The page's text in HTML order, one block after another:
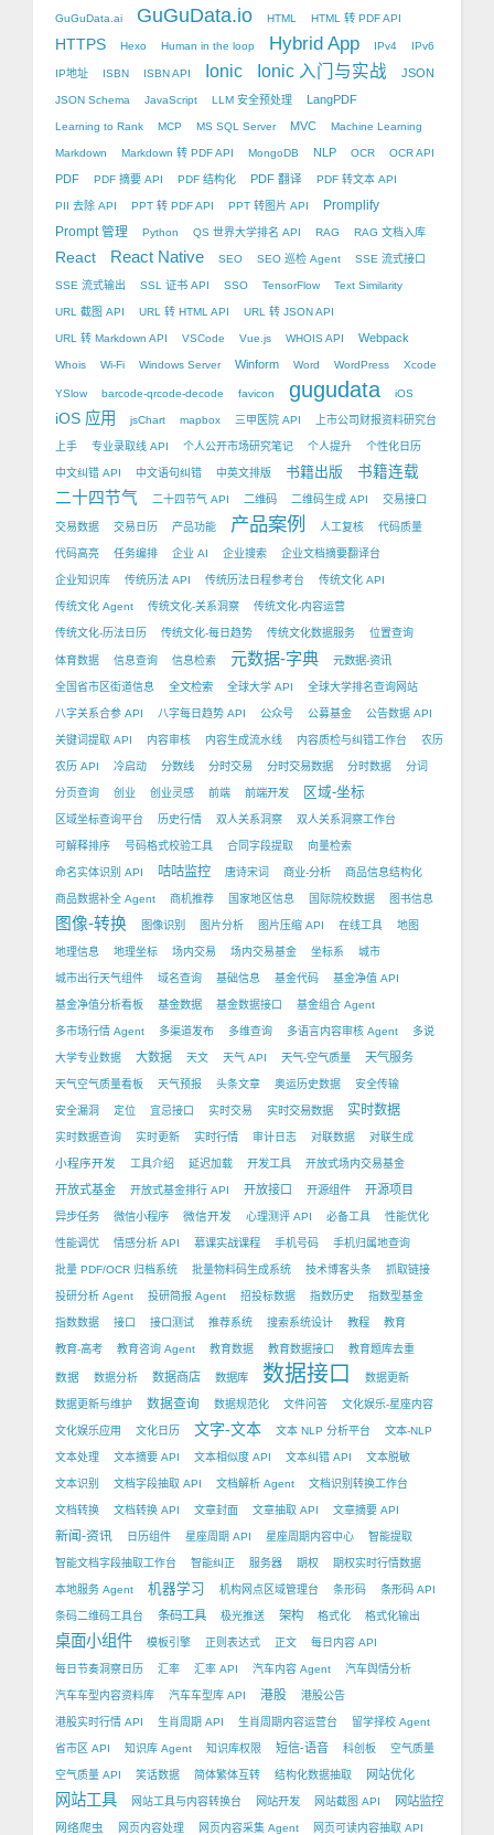
GuGuData.ai GuGuData.io HTML HTML 转 PDF API
HTTPS Hexo Human in the loop Hybrid App IPv4 IPv6
IP地址 ISBN ISBN API Ionic Ionic 入门与实战 JSON
JSON Schema JavaScript LLM 安全预处理 LangPDF
Learning to Rank MCP MS SQL Server MVC Machine Learning
Markdown Markdown 转 PDF API MongoDB NLP OCR OCR API
PDF PDF 摘要 API PDF 结构化 PDF 翻译 PDF 转文本 API
PII 去除 API PPT 转 PDF API PPT 转图片 API
Promplify
Prompt 管理
Python QS 世界大学排名 API RAG RAG 文档入库
React React Native SEO SEO 巡检 Agent SSE 流式接口
SSE 流式输出 SSL 证书 API SSO TensorFlow Text Similarity
URL 截图 API URL 转 HTML API URL 转 JSON API
URL 转 Markdown API VSCode Vue.js WHOIS API Webpack
Whois Wi-Fi Windows Server Winform Word WordPress Xcode
YSlow barcode-qrcode-decode favicon gugudata iOS
iOS 应用 jsChart mapbox 三甲医院 API 上市公司财报资料研究台
上手 专业录取线 API 个人公开市场研究笔记 个人提升 个性化日历
中文纠错 API 中文语句纠错 中英文排版 书籍出版 书籍连载
二十四节气 二十四节气 API 二维码 二维码生成 API 交易接口
交易数据 交易日历 产品功能 产品案例 人工复核 代码质量
代码高亮 任务编排 企业 AI 企业搜索 企业文档摘要翻译台
企业知识库 传统历法 API 传统历法日程参考台 传统文化 API
传统文化 Agent 传统文化-关系洞察 传统文化-内容运营
传统文化-历法日历 传统文化-每日趋势 传统文化数据服务 位置查询
体育数据 信息查询 信息检索 元数据-字典 元数据-资讯
全国省市区街道信息 全文检索 全球大学 API 全球大学排名查询网站
八字关系合参 API 八字每日趋势 API 公众号 公募基金 公告数据 API
关键词提取 API 内容审核 内容生成流水线 内容质检与纠错工作台 农历
农历 API 冷启动 分数线 分时交易 分时交易数据 分时数据 分词
分页查询 创业 创业灵感 前端 前端开发 区域-坐标
区域坐标查询平台 历史行情 双人关系洞察 双人关系洞察工作台
可解释排序 号码格式校验工具 合同字段提取 向量检索
命名实体识别 API 咕咕监控 唐诗宋词 商业-分析 商品信息结构化
商品数据补全 Agent 商机推荐 国家地区信息 国际院校数据 图书信息
图像-转换 图像识别 图片分析 图片压缩 API 在线工具 地图
地理信息 地理坐标 场内交易 场内交易基金 坐标系 城市
城市出行天气组件 域名查询 基础信息 基金代码 基金净值 API
基金净值分析看板 基金数据 基金数据接口 基金组合 Agent
多市场行情 Agent 多渠道发布 多维查询 多语言内容审核 Agent 多说
大学专业数据 大数据 天文 天气 API 天气-空气质量 天气服务
天气空气质量看板 天气预报 头条文章 奥运历史数据 安全传输
安全漏洞 定位 宜忌接口 实时交易 实时交易数据 实时数据
实时数据查询 实时更新 实时行情 审计日志 对联数据 对联生成
小程序开发 工具介绍 延迟加载 开发工具 开放式场内交易基金
开放式基金 开放式基金排行 API 开放接口 开源组件 开源项目
异步任务 微信小程序 微信开发 心理测评 API 必备工具 性能优化
性能调优 情感分析 API 慕课实战课程 手机号码 手机归属地查询
批量 PDF/OCR 归档系统 批量物料码生成系统 技术博客头条 抓取链接
投研分析 Agent 投研简报 Agent 招投标数据 指数历史 指数型基金
指数数据 接口 接口测试 推荐系统 搜索系统设计 教程 教育
教育-高考 教育咨询 Agent 教育数据 教育数据接口 教育题库去重
数据 数据分析 数据商店 数据库 数据接口 数据更新
数据更新与维护 数据查询 数据规范化 文件问答 文化娱乐-星座内容
文化娱乐应用 文化日历 文字-文本 文本 NLP 分析平台 文本-NLP
文本处理 文本摘要 API 文本相似度 API 文本纠错 API 文本脱敏
文本识别 文档字段抽取 API 文档解析 Agent 文档识别转换工作台
文档转换 文档转换 API 文章封面 文章抽取 API 文章摘要 API
新闻-资讯 日历组件 星座周期 API 星座周期内容中心 智能提取
智能文档字段抽取工作台 智能纠正 服务器 期权 期权实时行情数据
本地服务 Agent 机器学习 机构网点区域管理台 条形码 条形码 API
条码二维码工具台 条码工具 极光推送 架构 格式化 格式化输出
桌面小组件 模板引擎 正则表达式 正文 每日内容 API
每日节奏洞察日历 汇率 汇率 API 汽车内容 Agent 汽车舆情分析
汽车车型内容资料库 汽车车型库 API 港股 港股公告
港股实时行情 API 生肖周期 API 生肖周期内容运营台 留学择校 Agent
省市区 API 知识库 Agent 知识库权限 短信-语音 科创板 空气质量
空气质量 API 笑话数据 简体繁体互转 结构化数据抽取 网站优化
网站工具 网站工具与内容转换台 网站开发 网站截图 API
网站监控
网络爬虫
网页内容处理 网页内容采集 Agent 网页可读内容抽取 API